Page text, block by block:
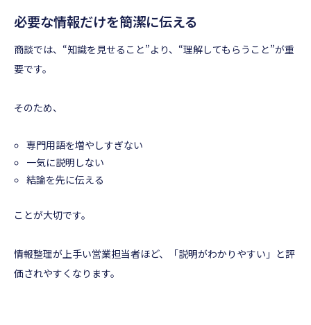
必要な情報だけを簡潔に伝える
商談では、“知識を見せること”より、“理解してもらうこと”が重
要です。
そのため、
専門用語を増やしすぎない
一気に説明しない
結論を先に伝える
ことが大切です。
情報整理が上手い営業担当者ほど、「説明がわかりやすい」と評
価されやすくなります。